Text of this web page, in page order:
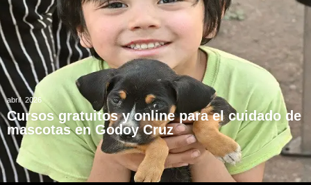
abril, 2026
Cursos gratuitos y online para el cuidado de
mascotas en Godoy Cruz